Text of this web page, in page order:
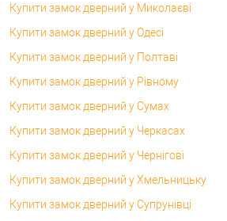
Купити замок дверний у Миколаєві
Купити замок дверний у Одесі
Купити замок дверний у Полтаві
Купити замок дверний у Рівному
Купити замок дверний у Сумах
Купити замок дверний у Черкасах
Купити замок дверний у Чернігові
Купити замок дверний у Хмельницьку
Купити замок дверний у Супрунівці